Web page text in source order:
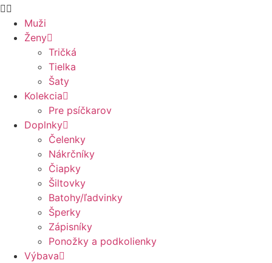
Muži
Ženy
Tričká
Tielka
Šaty
Kolekcia
Pre psíčkarov
Doplnky
Čelenky
Nákrčníky
Čiapky
Šiltovky
Batohy/ľadvinky
Šperky
Zápisníky
Ponožky a podkolienky
Výbava